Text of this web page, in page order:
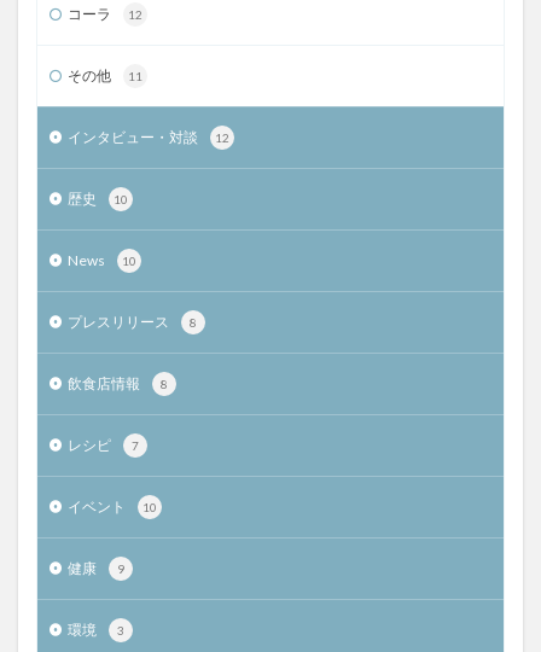
コーラ 12
その他 11
インタビュー・対談 12
歴史 10
News 10
プレスリリース 8
飲食店情報 8
レシピ 7
イベント 10
健康 9
環境 3